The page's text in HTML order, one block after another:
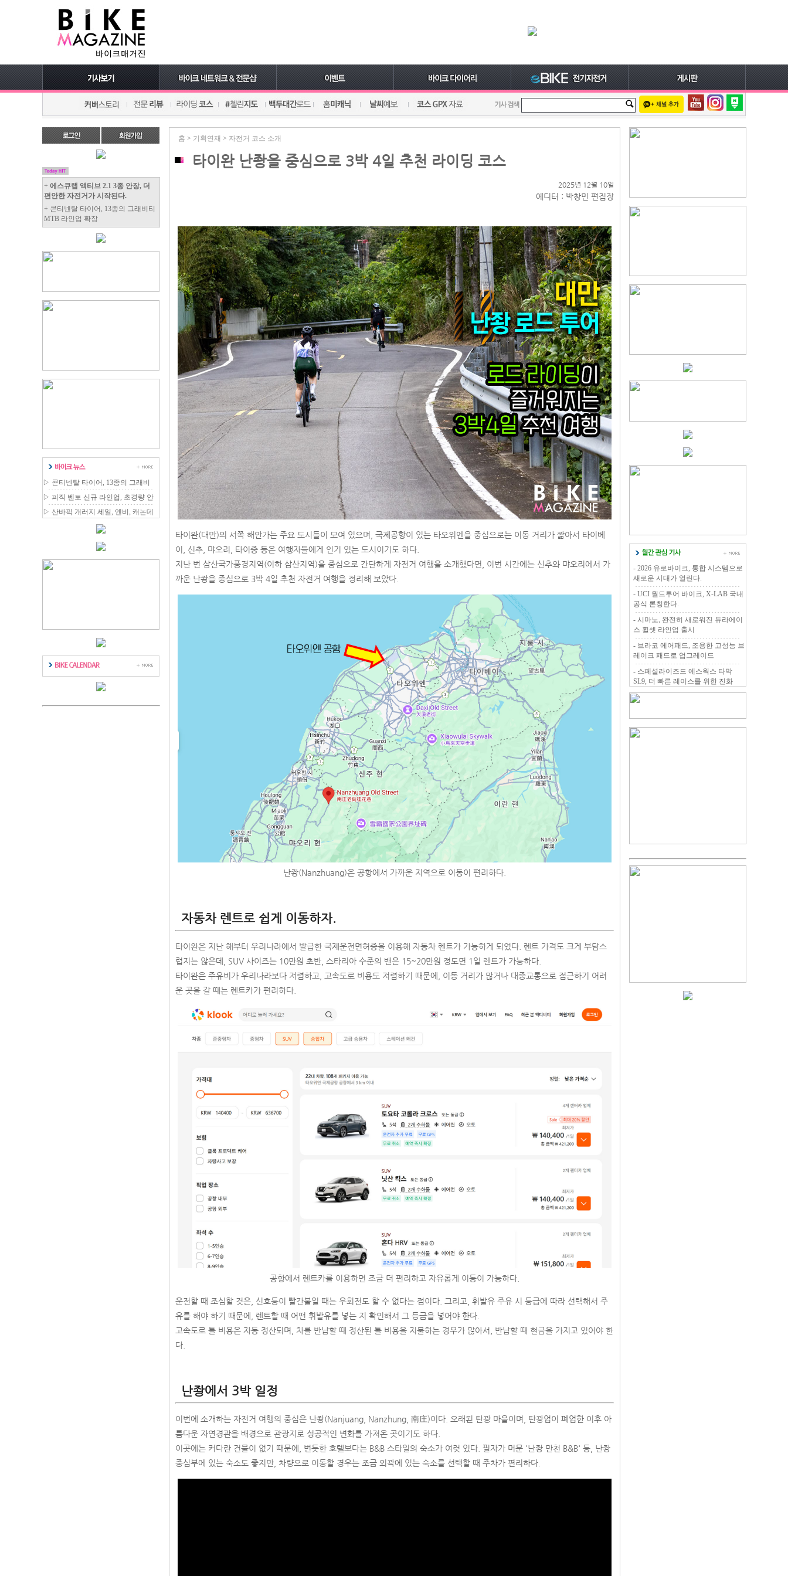
+ 에스큐랩 액티브 2.1 3종 안장, 더
편안한 자전거가 시작된다.
+ 콘티넨탈 타이어, 13종의 그래비티
MTB 라인업 확장
▷ 콘티넨탈 타이어, 13종의 그래비
티 MTB 라인업 확장
▷ 피직 벤토 신규 라인업, 초경량 안
장 국내 출시
▷ 산바픽 개러지 세일, 엔비, 캐논데
홈 > 기획연재 > 자전거 코스 소개
타이완 난좡을 중심으로 3박 4일 추천 라이딩 코스
2025년 12월 10일
에디터 : 박창민 편집장
타이완(대만)의 서쪽 해안가는 주요 도시들이 모여 있으며, 국제공항이 있는 타오위엔을 중심으로는 이동 거리가 짧아서 타이베
이, 신추, 먀오리, 타이중 등은 여행자들에게 인기 있는 도시이기도 하다.
지난 번 삼산국가풍경지역(이하 삼산지역)을 중심으로 간단하게 자전거 여행을 소개했다면, 이번 시간에는 신추와 먀오리에서 가
까운 난좡을 중심으로 3박 4일 추천 자전거 여행을 정리해 보았다.
난좡(Nanzhuang)은 공항에서 가까운 지역으로 이동이 편리하다.
자동차 렌트로 쉽게 이동하자.
타이완은 지난 해부터 우리나라에서 발급한 국제운전면허증을 이용해 자동차 렌트가 가능하게 되었다. 렌트 가격도 크게 부담스
럽지는 않은데, SUV 사이즈는 10만원 초반, 스타리아 수준의 밴은 15~20만원 정도면 1일 렌트가 가능하다.
타이완은 주유비가 우리나라보다 저렴하고, 고속도로 비용도 저렴하기 때문에, 이동 거리가 많거나 대중교통으로 접근하기 어려
운 곳을 갈 때는 렌트카가 편리하다.
공항에서 렌트카를 이용하면 조금 더 편리하고 자유롭게 이동이 가능하다.
운전할 때 조심할 것은, 신호등이 빨간불일 때는 우회전도 할 수 없다는 점이다. 그리고, 휘발유 주유 시 등급에 따라 선택해서 주
유를 해야 하기 때문에, 렌트할 때 어떤 휘발유를 넣는 지 확인해서 그 등급을 넣어야 한다.
고속도로 톨 비용은 자동 정산되며, 차를 반납할 때 정산된 톨 비용을 지불하는 경우가 많아서, 반납할 때 현금을 가지고 있어야 한
다.
난좡에서 3박 일정
이번에 소개하는 자전거 여행의 중심은 난좡(Nanjuang, Nanzhung, 南庄)이다. 오래된 탄광 마을이며, 탄광업이 폐업한 이후 아
름다운 자연경관을 배경으로 관광지로 성공적인 변화를 가져온 곳이기도 하다.
이곳에는 커다란 건물이 없기 때문에, 번듯한 호텔보다는 B&B 스타일의 숙소가 여럿 있다. 필자가 머문 '난좡 만천 B&B' 등, 난좡
중심부에 있는 숙소도 좋지만, 차량으로 이동할 경우는 조금 외곽에 있는 숙소를 선택할 때 주차가 편리하다.
- 2026 유로바이크, 통합 시스템으로
새로운 시대가 열린다.
- UCI 월드투어 바이크, X-LAB 국내
공식 론칭한다.
- 시마노, 완전히 새로워진 듀라에이
스 휠셋 라인업 출시
- 브라코 에어패드, 조용한 고성능 브
레이크 패드로 업그레이드
- 스페셜라이즈드 에스웍스 타막
SL9, 더 빠른 레이스를 위한 진화